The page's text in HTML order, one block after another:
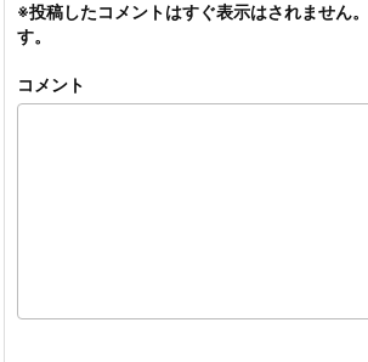
※投稿したコメントはすぐ表示はされません
す。
コメント